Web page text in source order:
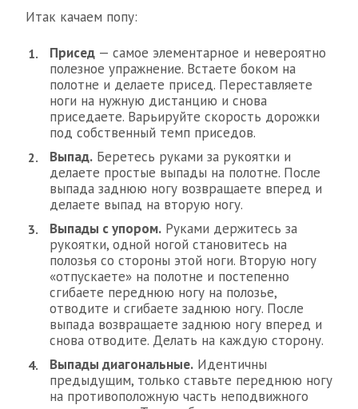
Итак качаем попу:
Присед — самое элементарное и невероятно
полезное упражнение. Встаете боком на
полотне и делаете присед. Переставляете
ноги на нужную дистанцию и снова
приседаете. Варьируйте скорость дорожки
под собственный темп приседов.
Выпад. Беретесь руками за рукоятки и
делаете простые выпады на полотне. После
выпада заднюю ногу возвращаете вперед и
делаете выпад на вторую ногу.
Выпады с упором. Руками держитесь за
рукоятки, одной ногой становитесь на
полозья со стороны этой ноги. Вторую ногу
«отпускаете» на полотне и постепенно
сгибаете переднюю ногу на полозье,
отводите и сгибаете заднюю ногу. После
выпада возвращаете заднюю ногу вперед и
снова отводите. Делать на каждую сторону.
Выпады диагональные. Идентичны
предыдущим, только ставьте переднюю ногу
на противоположную часть неподвижного